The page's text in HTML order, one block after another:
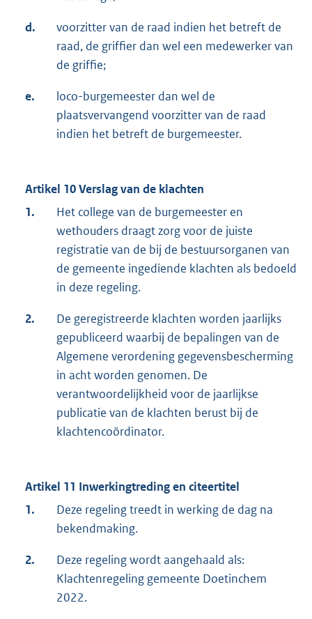
d.
voorzitter van de raad indien het betreft de
raad, de griffier dan wel een medewerker van
de griffie;
e.
loco-burgemeester dan wel de
plaatsvervangend voorzitter van de raad
indien het betreft de burgemeester.
Artikel 10 Verslag van de klachten
1.
Het college van de burgemeester en
wethouders draagt zorg voor de juiste
registratie van de bij de bestuursorganen van
de gemeente ingediende klachten als bedoeld
in deze regeling.
2.
De geregistreerde klachten worden jaarlijks
gepubliceerd waarbij de bepalingen van de
Algemene verordening gegevensbescherming
in acht worden genomen. De
verantwoordelijkheid voor de jaarlijkse
publicatie van de klachten berust bij de
klachtencoördinator.
Artikel 11 Inwerkingtreding en citeertitel
1.
Deze regeling treedt in werking de dag na
bekendmaking.
2.
Deze regeling wordt aangehaald als:
Klachtenregeling gemeente Doetinchem
2022.